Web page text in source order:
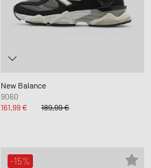
New Balance
9060
161,99 €
189,99 €
-15%